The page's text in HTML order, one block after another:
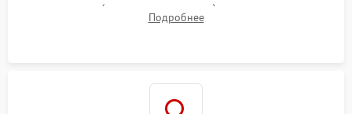
прессостата (датчика уровня воды), датчика мутности,
концевика дверцы и электронного модуля управления.
Подробнее